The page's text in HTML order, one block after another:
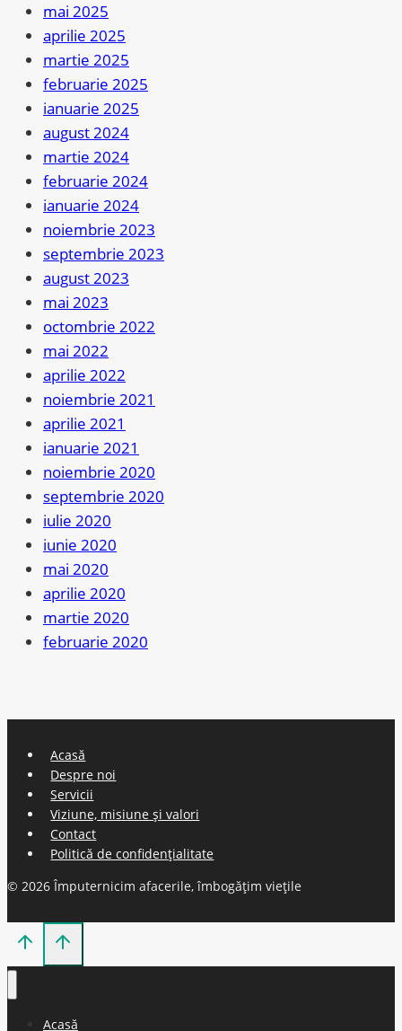
mai 2025
aprilie 2025
martie 2025
februarie 2025
ianuarie 2025
august 2024
martie 2024
februarie 2024
ianuarie 2024
noiembrie 2023
septembrie 2023
august 2023
mai 2023
octombrie 2022
mai 2022
aprilie 2022
noiembrie 2021
aprilie 2021
ianuarie 2021
noiembrie 2020
septembrie 2020
iulie 2020
iunie 2020
mai 2020
aprilie 2020
martie 2020
februarie 2020
Acasă
Despre noi
Servicii
Viziune, misiune și valori
Contact
Politică de confidențialitate
© 2026 Împuternicim afacerile, îmbogățim viețile
Acasă